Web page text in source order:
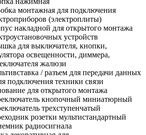
монтажная для подключения
(электроплиты)
накладной для открытого монтажа
устройств
для выключателя, кнопки,
освещенности, диммера,
жалюзи
/ разъем для передачи данных
подключения техники связи
для открытого монтажа
кнопочный миниатюрный
трехступенчатый
розетки мультистандартный
радиосигнала